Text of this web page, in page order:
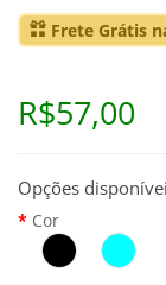
Frete Grátis
R$57,00
Opções
Cor